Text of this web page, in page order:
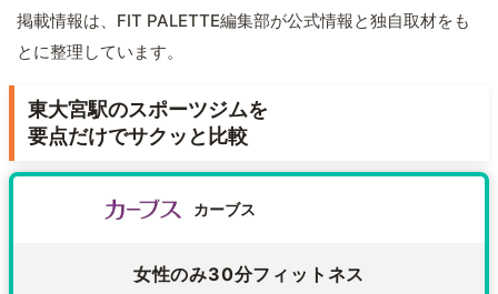
掲載情報は、FIT PALETTE編集部が公式情報と独自取材をも
とに整理しています。
東大宮駅のスポーツジムを
要点だけでサクッと比較
カーブス
女性のみ30分フィットネス